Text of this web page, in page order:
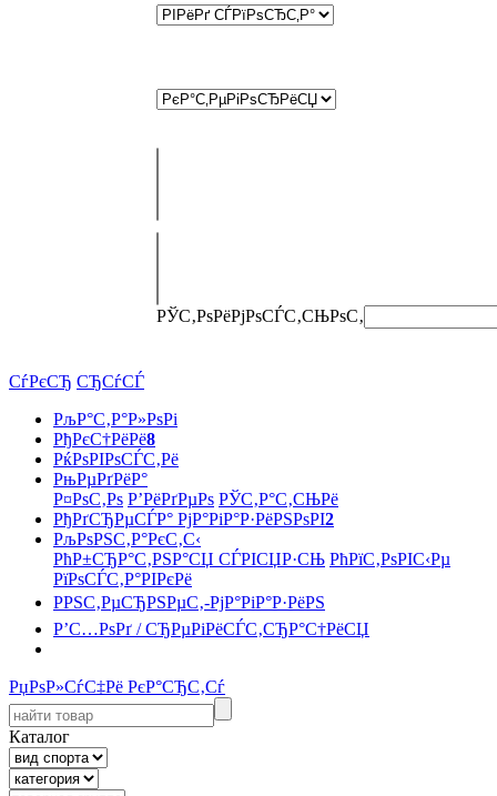
РЎС‚РѕРёРјРѕСЃС‚СЊРѕС‚
СѓРєСЂ СЂСѓСЃ
РљР°С‚Р°Р»РѕРі
РђРєС†РёРё8
РќРѕРІРѕСЃС‚Рё
РњРµРґРёР°
Р¤РѕС‚Рѕ Р’РёРґРµРѕ РЎС‚Р°С‚СЊРё
РђРґСЂРµСЃР° РјР°РіР°Р·РёРЅРѕРІ2
РљРѕРЅС‚Р°РєС‚С‹
РћР±СЂР°С‚РЅР°СЏ СЃРІСЏР·СЊ РћРїС‚РѕРІС‹Рµ
РїРѕСЃС‚Р°РІРєРё
РРЅС‚РµСЂРЅРµС‚-РјР°РіР°Р·РёРЅ
Р’С…РѕРґ / СЂРµРіРёСЃС‚СЂР°С†РёСЏ
РџРѕР»СѓС‡Рё РєР°СЂС‚Сѓ
Каталог